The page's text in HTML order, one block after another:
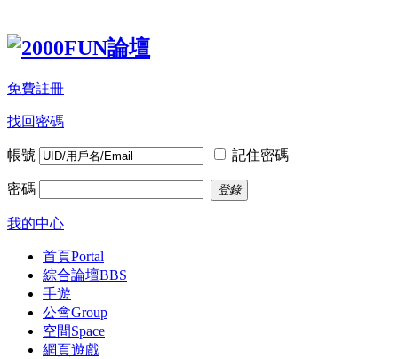
免費註冊
找回密碼
帳號 記住密碼
密碼 登錄
我的中心
首頁Portal
綜合論壇BBS
手遊
公會Group
空間Space
網頁遊戲